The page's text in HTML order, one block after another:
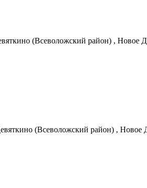
(Всеволожский район) , Новое
(Всеволожский район) , Новое